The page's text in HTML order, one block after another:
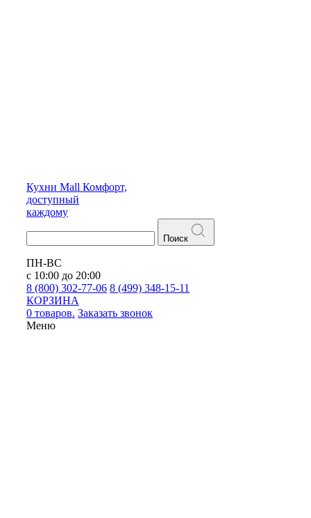
Кухни Mall Комфорт,
доступный
каждому
Поиск
ПН-ВС
с 10:00 до 20:00
8 (800) 302-77-06 8 (499) 348-15-11
КОРЗИНА
0 товаров. Заказать звонок
Меню